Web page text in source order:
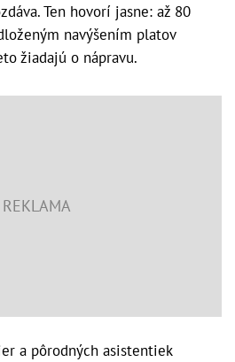
Ten hovorí jasne: až 80
navýšením platov
žiadajú o nápravu.
a pôrodných asistentiek